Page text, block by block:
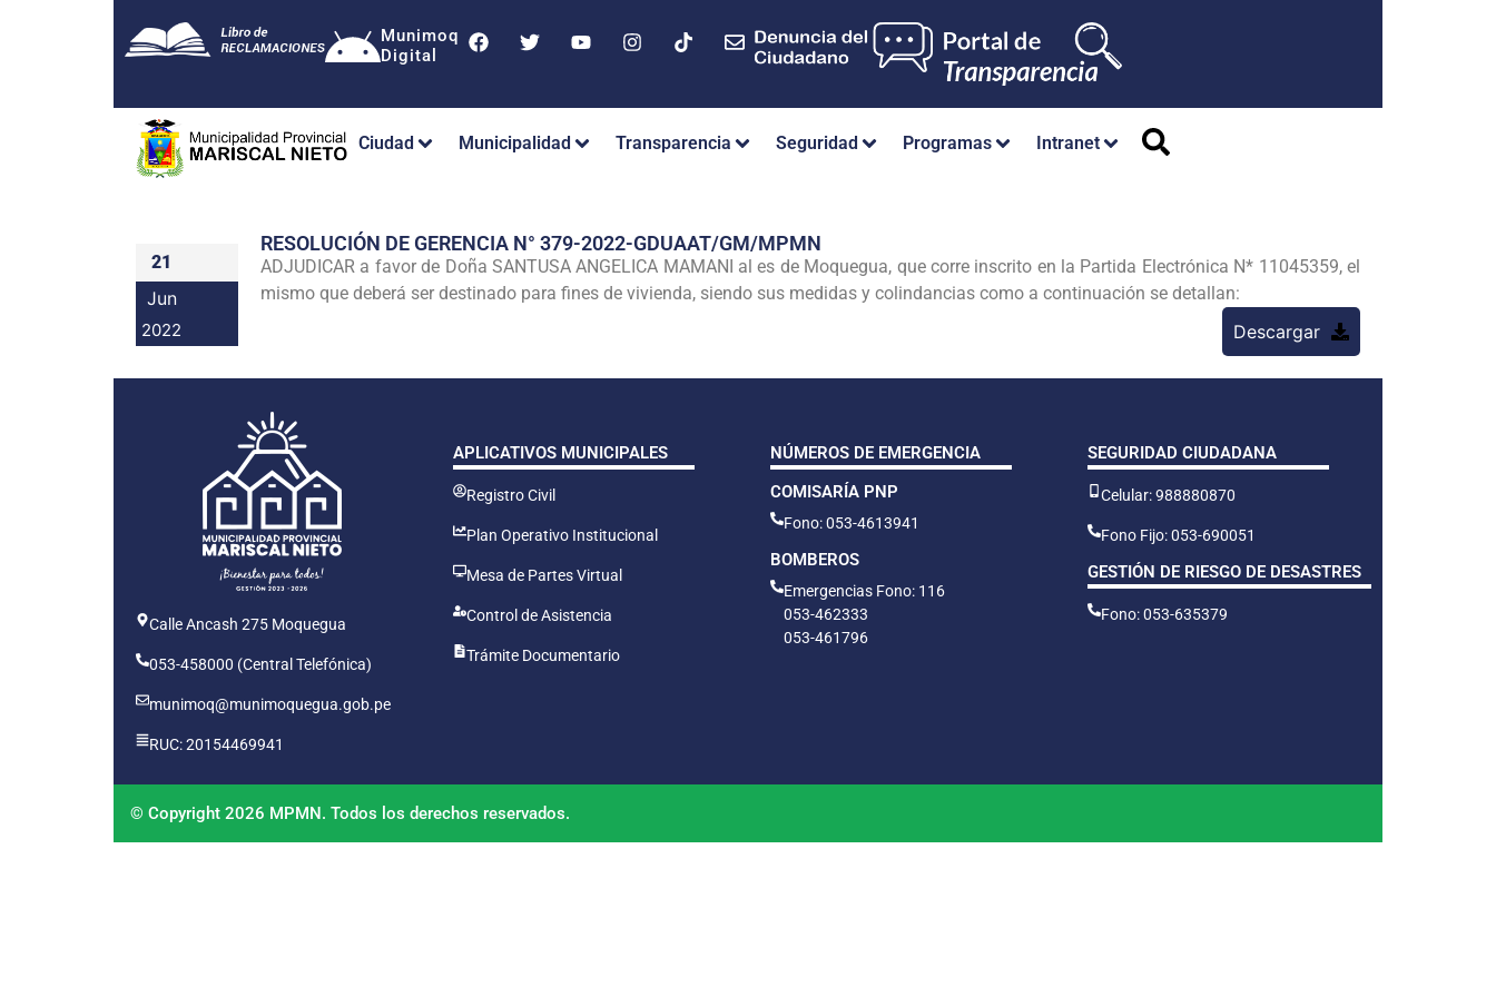
Munimoq
Digital
Ciudad Municipalidad Transparencia Seguridad Programas Intranet
21
Jun
2022
RESOLUCIÓN DE GERENCIA N° 379-2022-GDUAAT/GM/MPMN
ADJUDICAR a favor de Doña SANTUSA ANGELICA MAMANI al es de Moquegua, que corre inscrito en la Partida Electrónica N* 11045359, el
mismo que deberá ser destinado para fines de vivienda, siendo sus medidas y colindancias como a continuación se detallan:
Descargar
Calle Ancash 275 Moquegua
053-458000 (Central Telefónica)
munimoq@munimoquegua.gob.pe
RUC: 20154469941
APLICATIVOS MUNICIPALES
Registro Civil
Plan Operativo Institucional
Mesa de Partes Virtual
Control de Asistencia
Trámite Documentario
NÚMEROS DE EMERGENCIA
COMISARÍA PNP
Fono: 053-4613941
BOMBEROS
Emergencias Fono: 116
053-462333
053-461796
SEGURIDAD CIUDADANA
Celular: 988880870
Fono Fijo: 053-690051
GESTIÓN DE RIESGO DE DESASTRES
Fono: 053-635379
© Copyright 2026 MPMN. Todos los derechos reservados.